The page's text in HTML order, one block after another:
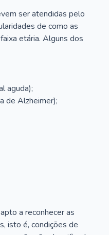
ser atendidas pelo
de como as
etária. Alguns dos
aguda);
de Alzheimer);
a reconhecer as
isto é, condições de